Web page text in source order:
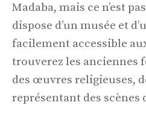
Madaba, mais ce n’est
dispose d’un musée et
facilement accessible
trouverez les anciennes
des œuvres religieuses,
représentant des scènes